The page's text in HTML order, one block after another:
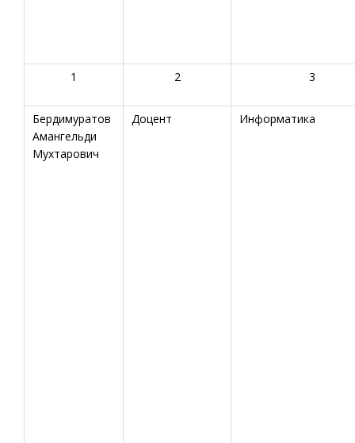
1 2 3
Бердимуратов
Амангельди
Мухтарович
Доцент Информатика